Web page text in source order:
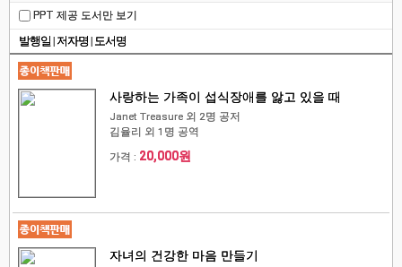
PPT 제공 도서만 보기
발행일 | 저자명 | 도서명
사랑하는 가족이 섭식장애를 앓고 있을 때
Janet Treasure 외 2명 공저
김율리 외 1명 공역
가격 : 20,000원
자녀의 건강한 마음 만들기